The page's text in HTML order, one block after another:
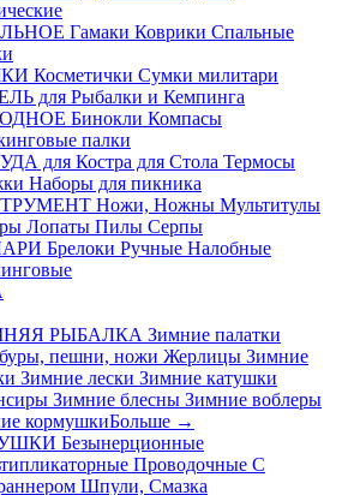
Гамаки Коврики Спальные
Косметички Сумки милитари
для Рыбалки и Кемпинга
Бинокли Компасы
палки
для Костра для Стола Термосы
Наборы для пикника
Ножи, Ножны Мультитулы
Лопаты Пилы Серпы
Брелоки Ручные Налобные
РЫБАЛКА Зимние палатки
пешни, ножи Жерлицы Зимние
Зимние лески Зимние катушки
Зимние блесны Зимние воблеры
кормушкиБольше →
Безынерционные
Проводочные С
Шпули, Смазка